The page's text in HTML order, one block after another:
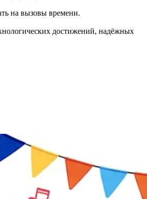
на вызовы времени.
достижений, надёжных